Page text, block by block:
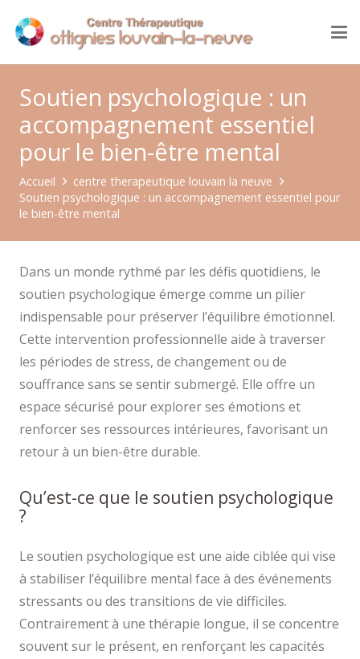
Soutien psychologique : un
accompagnement essentiel
pour le bien-être mental
Accueil
centre therapeutique louvain la neuve
Soutien psychologique : un accompagnement essentiel pour
le bien-être mental
Dans un monde rythmé par les défis quotidiens, le
soutien psychologique émerge comme un pilier
indispensable pour préserver l’équilibre émotionnel.
Cette intervention professionnelle aide à traverser
les périodes de stress, de changement ou de
souffrance sans se sentir submergé. Elle offre un
espace sécurisé pour explorer ses émotions et
renforcer ses ressources intérieures, favorisant un
retour à un bien-être durable.
Qu’est-ce que le soutien psychologique
?
Le soutien psychologique est une aide ciblée qui vise
à stabiliser l’équilibre mental face à des événements
stressants ou des transitions de vie difficiles.
Contrairement à une thérapie longue, il se concentre
souvent sur le présent, en renforçant les capacités